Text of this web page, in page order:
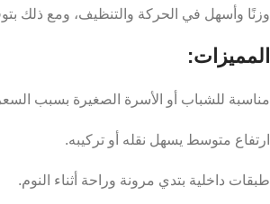
وزنًا وأسهل في الحركة والتنظيف، ومع ذلك
المميزات:
مناسبة للشباب أو الأسرة الصغيرة بسبب
ارتفاع متوسط يسهل نقله أو تركيبه.
طبقات داخلية بتدي مرونة وراحة أثناء النوم.